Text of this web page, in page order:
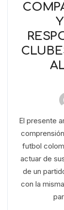
El presente
futbol
actuar de
de un
con la